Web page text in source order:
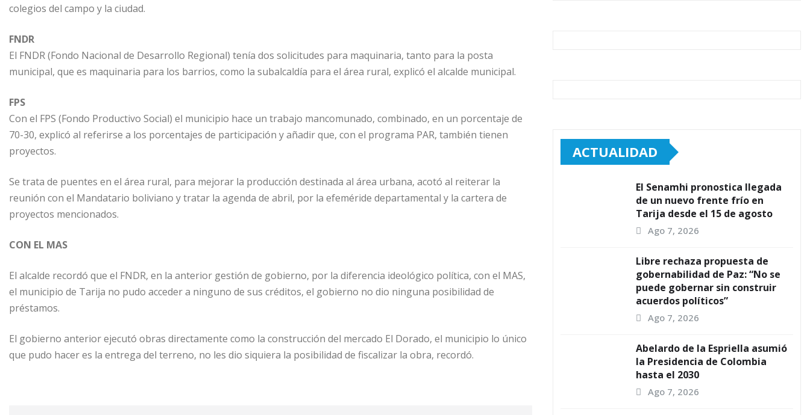
colegios del campo y la ciudad.
FNDR
El FNDR (Fondo Nacional de Desarrollo Regional) tenía dos solicitudes para maquinaria, tanto para la posta
municipal, que es maquinaria para los barrios, como la subalcaldía para el área rural, explicó el alcalde municipal.
FPS
Con el FPS (Fondo Productivo Social) el municipio hace un trabajo mancomunado, combinado, en un porcentaje de
70-30, explicó al referirse a los porcentajes de participación y añadir que, con el programa PAR, también tienen
proyectos.
Se trata de puentes en el área rural, para mejorar la producción destinada al área urbana, acotó al reiterar la
reunión con el Mandatario boliviano y tratar la agenda de abril, por la efeméride departamental y la cartera de
proyectos mencionados.
CON EL MAS
El alcalde recordó que el FNDR, en la anterior gestión de gobierno, por la diferencia ideológico política, con el MAS,
el municipio de Tarija no pudo acceder a ninguno de sus créditos, el gobierno no dio ninguna posibilidad de
préstamos.
El gobierno anterior ejecutó obras directamente como la construcción del mercado El Dorado, el municipio lo único
que pudo hacer es la entrega del terreno, no les dio siquiera la posibilidad de fiscalizar la obra, recordó.
ACTUALIDAD
El Senamhi pronostica llegada
de un nuevo frente frío en
Tarija desde el 15 de agosto
Ago 7, 2026
Libre rechaza propuesta de
gobernabilidad de Paz: “No se
puede gobernar sin construir
acuerdos políticos”
Ago 7, 2026
Abelardo de la Espriella asumió
la Presidencia de Colombia
hasta el 2030
Ago 7, 2026